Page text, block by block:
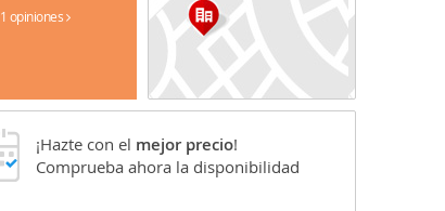
1 opiniones
¡Hazte con el mejor precio!
Comprueba ahora la disponibilidad